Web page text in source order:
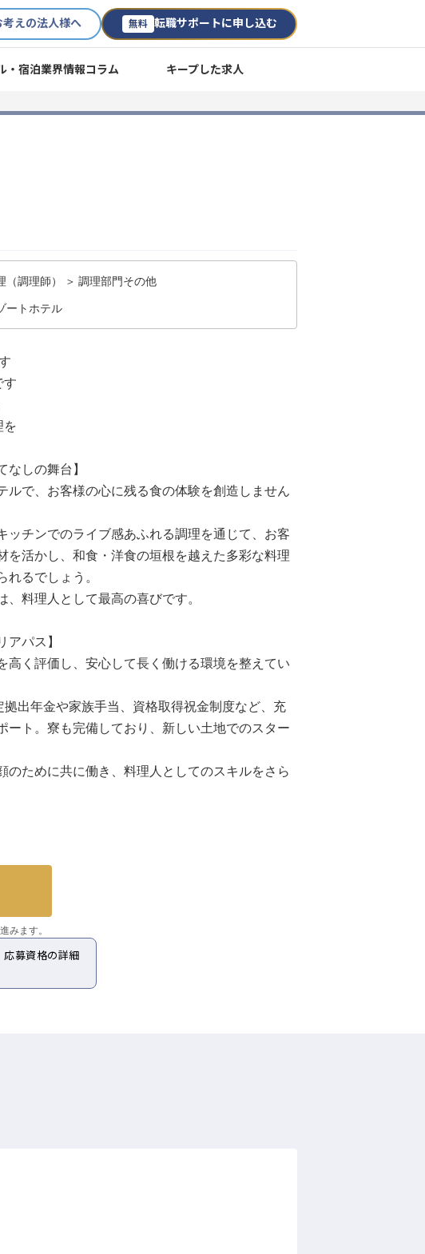
考えの法人様へ 無料 転職サポートに申し込む
・宿泊業界情報コラム キープした求人
（調理師） ＞ 調理部門その他
ートホテル
す
を
しの舞台】
で、お客様の心に残る食の体験を創造しません
チンでのライブ感あふれる調理を通じて、お客
活かし、和食・洋食の垣根を越えた多彩な料理
るでしょう。
料理人として最高の喜びです。
パス】
く評価し、安心して長く働ける環境を整えてい
出年金や家族手当、資格取得祝金制度など、充
ト。寮も完備しており、新しい土地でのスター
ために共に働き、料理人としてのスキルをさら
みます。
募資格の詳細